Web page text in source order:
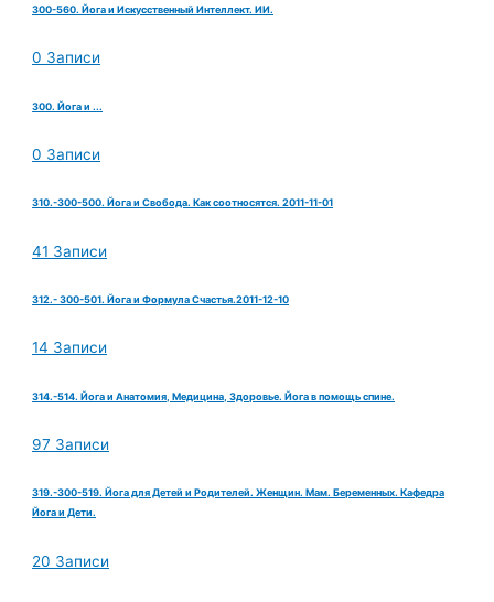
300-560. Йога и Искусственный Интеллект. ИИ.
0 Записи
300. Йога и ...
0 Записи
310.-300-500. Йога и Свобода. Как соотносятся. 2011-11-01
41 Записи
312.- 300-501. Йога и Формула Счастья.2011-12-10
14 Записи
314.-514. Йога и Анатомия, Медицина, Здоровье. Йога в помощь спине.
97 Записи
319.-300-519. Йога для Детей и Родителей. Женщин. Мам. Беременных. Кафедра
Йога и Дети.
20 Записи